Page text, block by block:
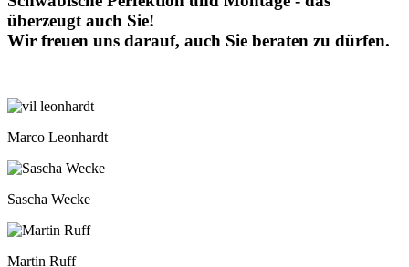
überzeugt auch Sie!
Wir freuen uns darauf, auch Sie beraten zu dürfen.
Marco Leonhardt
Sascha Wecke
Martin Ruff